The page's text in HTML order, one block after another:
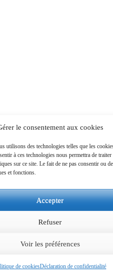
le consentement aux cookies
utilisons des technologies telles que les
à ces technologies nous permettra de traiter
sur ce site. Le fait de ne pas consentir ou
et fonctions.
Accepter
Refuser
Voir les préférences
de cookiesDéclaration de confidentialité